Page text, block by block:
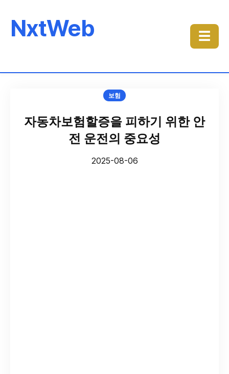
NxtWeb ☰
보험
자동차보험할증을 피하기 위한 안
전 운전의 중요성
2025-08-06